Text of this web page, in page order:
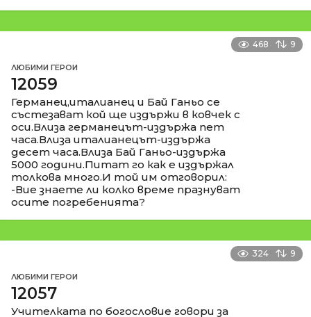
468 9
ЛЮБИМИ ГЕРОИ
12059
Германец,италианец и Бай Ганьо се
състезават кой ще издържи в ковчек с
оси.Влиза германецът-издържа пет
часа.Влиза италианецът-издържа
десет часа.Влиза Бай Ганьо-издържа
5000 години.Питат го как е издържал
толкова много.И той им отговорил:
-Вие знаете ли колко време празнуват
осите погребенията?
324 9
ЛЮБИМИ ГЕРОИ
12057
Учителката по богословие говори за